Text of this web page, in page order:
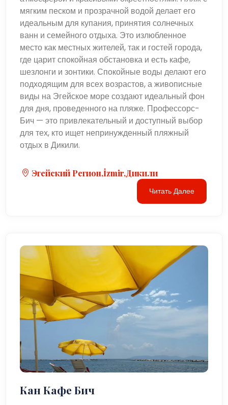
мягким песком и прозрачной водой делает его
идеальным для купания, принятия солнечных
ванн и семейного отдыха. Это излюбленное
место как местных жителей, так и гостей города,
где царит спокойная обстановка и есть кафе,
шезлонги и зонтики. Спокойные воды делают его
подходящим для всех возрастов, а живописные
виды на Эгейское море создают идеальный фон
для дня, проведенного на пляже. Профессорс-
Бич — это привлекательный и доступный выбор
для тех, кто ищет непринужденный пляжный
отдых в Дикили.
Эгейский Регион,İzmir,Дикили
Читать Далее
Кан Кафе Бич